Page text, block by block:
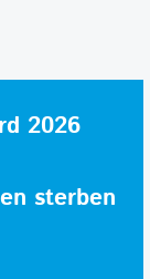
2026
sterben